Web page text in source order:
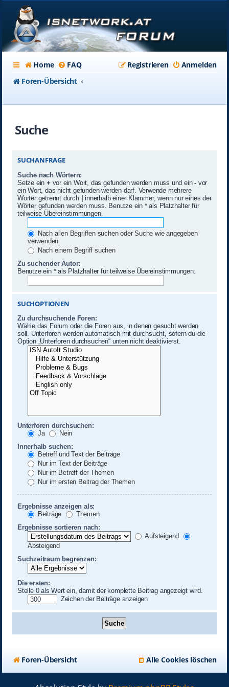
Home FAQ Anmelden
Registrieren
Foren-Übersicht
Suche
SUCHANFRAGE
Suche nach Wörtern:
Setze ein + vor ein Wort, das gefunden werden muss und ein-vor
ein Wort, das nicht gefunden werden darf. Verwende mehrere
Wörter getrennt durch | innerhalb einer Klammer, wenn nur eines der
Wörter gefunden werden muss. Benutze ein * als Platzhalter für
teilweise Übereinstimmungen.
Nach allen Begriffen suchen oder Suche wie angegeben
verwenden
Nach einem Begriff suchen
Zu suchender Autor:
Benutze ein * als Platzhalter für teilweise Übereinstimmungen.
SUCHOPTIONEN
Zu durchsuchende Foren:
Wähle das Forum oder die Foren aus, in denen gesucht werden
soll. Unterforen werden automatisch mit durchsucht, sofern du die
Option „Unterforen durchsuchen“ unten nicht deaktivierst.
Unterforen durchsuchen:
Ja
Nein
Innerhalb suchen:
Betreff und Text der Beiträge
Nur im Text der Beiträge
Nur im Betreff der Themen
Nur im ersten Beitrag der Themen
Ergebnisse anzeigen als:
Beiträge
Themen
Ergebnisse sortieren nach:
Aufsteigend
Absteigend
Suchzeitraum begrenzen:
Die ersten:
Stelle 0 als Wert ein, damit der komplette Beitrag angezeigt wird.
Zeichen der Beiträge anzeigen
Foren-Übersicht Alle Cookies löschen